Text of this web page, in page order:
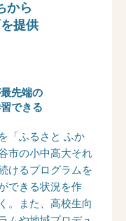
から
提供
先端の
できる
「ふるさと ふか
市の小中高大それ
けるプログラムを
できる状況を作
。また、高校生向